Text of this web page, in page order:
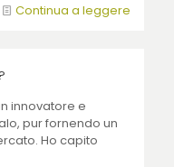
Continua a leggere
innovatore e
pur fornendo un
Ho capito